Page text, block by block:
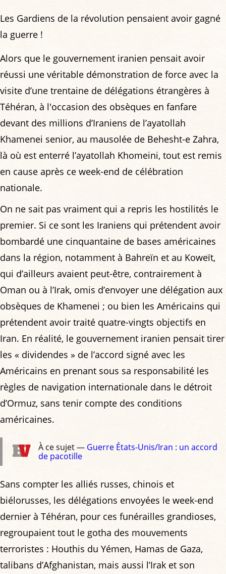
Les Gardiens de la révolution pensaient avoir gagné
la guerre !
Alors que le gouvernement iranien pensait avoir
réussi une véritable démonstration de force avec la
visite d’une trentaine de délégations étrangères à
Téhéran, à l'occasion des obsèques en fanfare
devant des millions d’Iraniens de l’ayatollah
Khamenei senior, au mausolée de Behesht-e Zahra,
là où est enterré l’ayatollah Khomeini, tout est remis
en cause après ce week-end de célébration
nationale.
On ne sait pas vraiment qui a repris les hostilités le
premier. Si ce sont les Iraniens qui prétendent avoir
bombardé une cinquantaine de bases américaines
dans la région, notamment à Bahreïn et au Koweït,
qui d’ailleurs avaient peut-être, contrairement à
Oman ou à l’Irak, omis d’envoyer une délégation aux
obsèques de Khamenei ; ou bien les Américains qui
prétendent avoir traité quatre-vingts objectifs en
Iran. En réalité, le gouvernement iranien pensait tirer
les « dividendes » de l’accord signé avec les
Américains en prenant sous sa responsabilité les
règles de navigation internationale dans le détroit
d’Ormuz, sans tenir compte des conditions
américaines.
À ce sujet — Guerre États-Unis/Iran : un accord
de pacotille
Sans compter les alliés russes, chinois et
biélorusses, les délégations envoyées le week-end
dernier à Téhéran, pour ces funérailles grandioses,
regroupaient tout le gotha des mouvements
terroristes : Houthis du Yémen, Hamas de Gaza,
talibans d’Afghanistan, mais aussi l’Irak et son